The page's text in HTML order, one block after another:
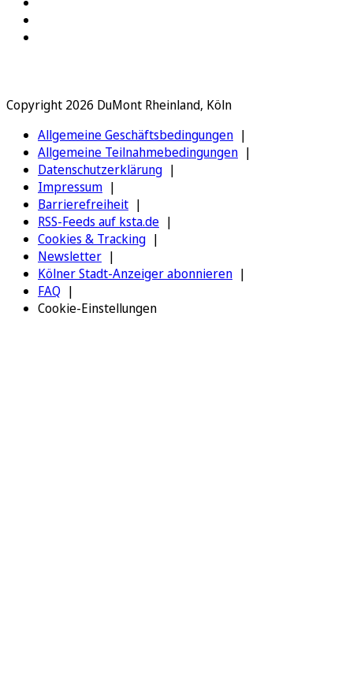
Copyright 2026 DuMont Rheinland, Köln
Allgemeine Geschäftsbedingungen
Allgemeine Teilnahmebedingungen
Datenschutzerklärung
Impressum
Barrierefreiheit
RSS-Feeds auf ksta.de
Cookies & Tracking
Newsletter
Kölner Stadt-Anzeiger abonnieren
FAQ
Cookie-Einstellungen